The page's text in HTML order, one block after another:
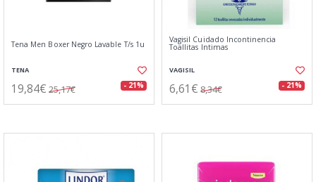
Tena Men Boxer Negro Lavable T/s 1u
TENA
19,84€ 25,17€ - 21%
Vagisil Cuidado Incontinencia
Toallitas Intimas
VAGISIL
6,61€ 8,34€ - 21%